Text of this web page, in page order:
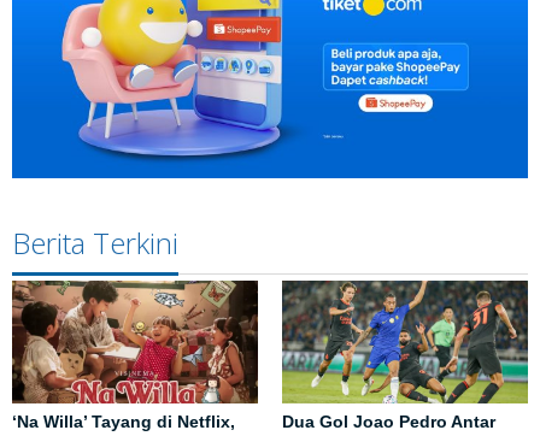
Berita Terkini
‘Na Willa’ Tayang di Netflix,
Dua Gol Joao Pedro Antar